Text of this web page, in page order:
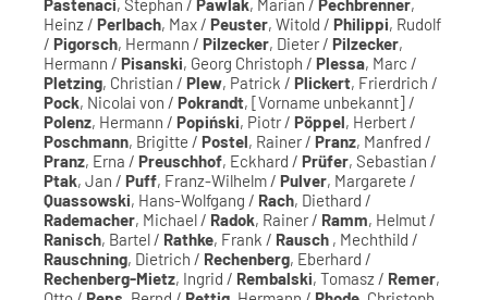
Heinz / Perlbach, Max / Peuster, Witold / Philippi, Rudolf
/ Pigorsch, Hermann / Pilzecker, Dieter / Pilzecker,
Hermann / Pisanski, Georg Christoph / Plessa, Marc /
Pletzing, Christian / Plew, Patrick / Plickert, Frierdrich /
Pock, Nicolai von / Pokrandt, [Vorname unbekannt] /
Polenz, Hermann / Popiński, Piotr / Pöppel, Herbert /
Poschmann, Brigitte / Postel, Rainer / Pranz, Manfred /
Pranz, Erna / Preuschhof, Eckhard / Prüfer, Sebastian /
Ptak, Jan / Puff, Franz-Wilhelm / Pulver, Margarete /
Quassowski, Hans-Wolfgang / Rach, Diethard /
Rademacher, Michael / Radok, Rainer / Ramm, Helmut /
Ranisch, Bartel / Rathke, Frank / Rausch , Mechthild /
Rauschning, Dietrich / Rechenberg, Eberhard /
Rechenberg-Mietz, Ingrid / Rembalski, Tomasz / Remer,